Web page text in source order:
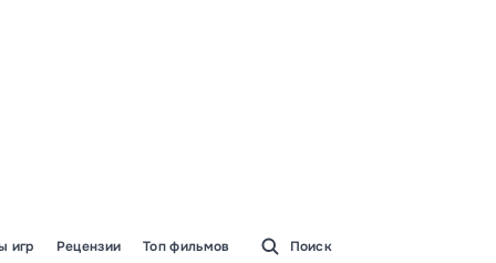
игр Рецензии Топ фильмов Поиск